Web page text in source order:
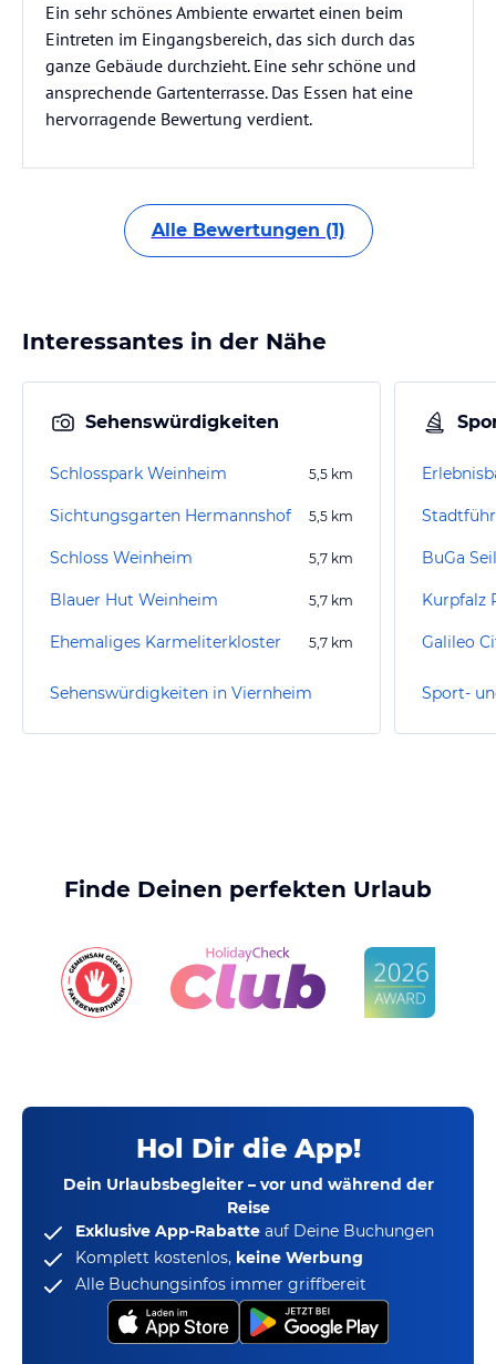
Ein sehr schönes Ambiente erwartet einen beim
Eintreten im Eingangsbereich, das sich durch das
ganze Gebäude durchzieht. Eine sehr schöne und
ansprechende Gartenterrasse. Das Essen hat eine
hervorragende Bewertung verdient.
Alle Bewertungen (1)
Interessantes in der Nähe
Sehenswürdigkeiten
Schlosspark Weinheim 5,5 km
Sichtungsgarten Hermannshof 5,5 km
Schloss Weinheim 5,7 km
Blauer Hut Weinheim 5,7 km
Ehemaliges Karmeliterkloster 5,7 km
Sehenswürdigkeiten in Viernheim
BuGa
Kurpfalz
Galileo
Finde Deinen perfekten Urlaub
Hol Dir die App!
Dein Urlaubsbegleiter – vor und während der
Reise
Exklusive App-Rabatte auf Deine Buchungen
Komplett kostenlos, keine Werbung
Alle Buchungsinfos immer griffbereit